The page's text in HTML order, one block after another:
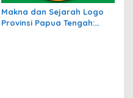
Makna dan Sejarah Logo
Provinsi Papua Tengah: